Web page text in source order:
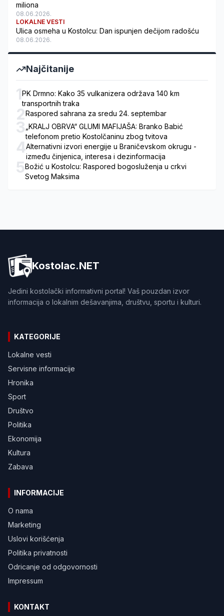
miliona
08.06.2026.
LOKALNE VESTI
Ulica osmeha u Kostolcu: Dan ispunjen dečijom radošću
08.06.2026.
Najčitanije
1PK Drmno: Kako 35 vulkanizera održava 140 km
transportnih traka
2Raspored sahrana za sredu 24. septembar
3„KRALJ OBRVA“ GLUMI MAFIJAŠA: Branko Babić
telefonom pretio Kostolčaninu zbog tvitova
4Alternativni izvori energije u Braničevskom okrugu -
između činjenica, interesa i dezinformacija
5Božić u Kostolcu: Raspored bogosluženja u crkvi
Svetog Maksima
Kostolac.NET
Jedini kostolački informativni portal! Vaš pouzdan izvor
informacija o lokalnim dešavanjima, društvu, sportu i kulturi.
KATEGORIJE
Lokalne vesti
Servisne informacije
Hronika
Sport
Društvo
Politika
Ekonomija
Kultura
Zabava
INFORMACIJE
O nama
Marketing
Uslovi korišćenja
Politika privatnosti
Odricanje od odgovornosti
Impressum
KONTAKT